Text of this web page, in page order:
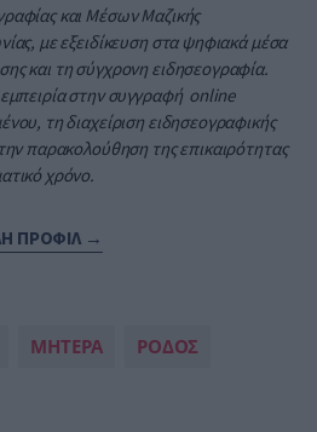
και Μέσων Μαζικής
με εξειδίκευση στα ψηφιακά μέσα
και τη σύγχρονη ειδησεογραφία.
εμπειρία στην συγγραφή online
τη διαχείριση ειδησεογραφικής
παρακολούθηση της επικαιρότητας
χρόνο.
ΠΡΟΦΙΛ →
ΜΗΤΕΡΑ ΡΟΔΟΣ